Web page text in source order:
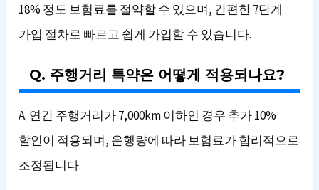
18% 정도 보험료를 절약할 수 있으며, 간편한 7단계
가입 절차로 빠르고 쉽게 가입할 수 있습니다.
Q. 주행거리 특약은 어떻게 적용되나요?
A. 연간 주행거리가 7,000km 이하인 경우 추가 10%
할인이 적용되며, 운행량에 따라 보험료가 합리적으로
조정됩니다.